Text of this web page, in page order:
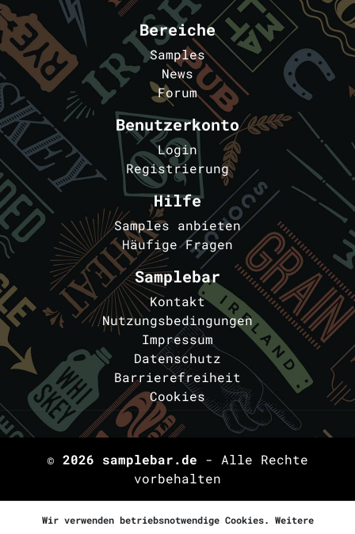
Bereiche
Samples
News
Forum
Benutzerkonto
Login
Registrierung
Hilfe
Samples anbieten
Häufige Fragen
Samplebar
Kontakt
Nutzungsbedingungen
Impressum
Datenschutz
Barrierefreiheit
Cookies
© 2026 samplebar.de - Alle Rechte
vorbehalten
Wir verwenden betriebsnotwendige Cookies. Weitere